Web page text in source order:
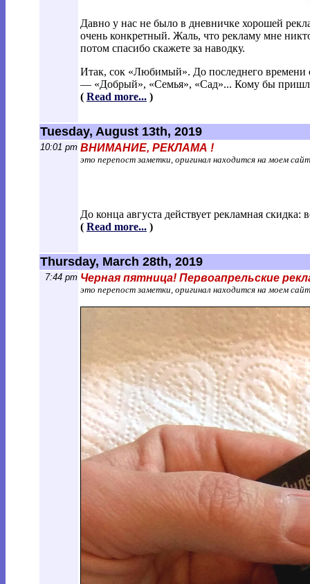
Давно у нас не было в дневничке хорошей
очень конкретный. Жаль, что рекламу мне
потом спасибо скажете за наводку.
Итак, сок «Любимый». До последнего времени
— «Добрый», «Семья», «Сад»... Кому бы пришло
( Read more... )
Tuesday, August 13th, 2019
10:01 pm ВНИМАНИЕ, РЕКЛАМА !
это перепост заметки, оригинал находится на моем
До конца августа действует рекламная скидка:
( Read more... )
Thursday, March 28th, 2019
7:44 pm Черная пятница! Первоапрельские
это перепост заметки, оригинал находится на моем